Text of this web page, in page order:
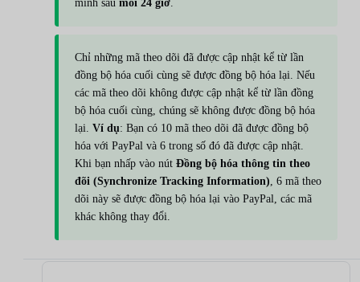
mình sau mỗi 24 giờ
Chỉ những mã theo dõi đã được cập nhật kể từ lần
đồng bộ hóa cuối cùng sẽ được đồng bộ hóa lại. Nếu
các mã theo dõi không được cập nhật kể từ lần đồng
bộ hóa cuối cùng, chúng sẽ không được đồng bộ hóa
lại. Ví dụ: Bạn có 10 mã theo dõi đã được đồng bộ
hóa với PayPal và 6 trong số đó đã được cập nhật.
Khi bạn nhấp vào nút Đồng bộ hóa thông tin theo
đõi (Synchronize Tracking Information) , 6 mã theo
dõi này sẽ được đồng bộ hóa lại vào PayPal, các mã
khác không thay đổi.